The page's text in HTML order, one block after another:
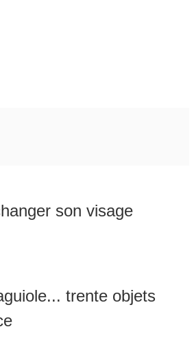
son visage
trente objets